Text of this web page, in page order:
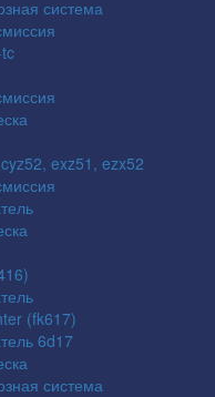
система
exz51, ezx52
(fk617)
6d17
система